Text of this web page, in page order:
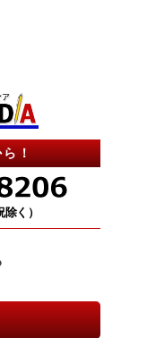
ら！
く）